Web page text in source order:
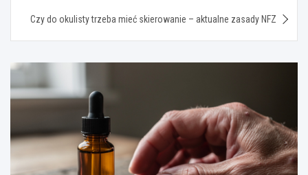
Czy do okulisty trzeba mieć skierowanie – aktualne zasady NFZ